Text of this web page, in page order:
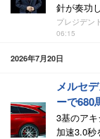
針が奏功
プレジデン
06:15
2026年7月20日
メルセ
ーで680
3基のア
加速3.0秒